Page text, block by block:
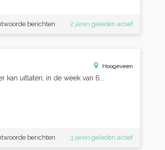
2 jaren geleden actief
berichten
Hoogeveen
uitlaten, in de week van 6...
3 jaren geleden actief
berichten